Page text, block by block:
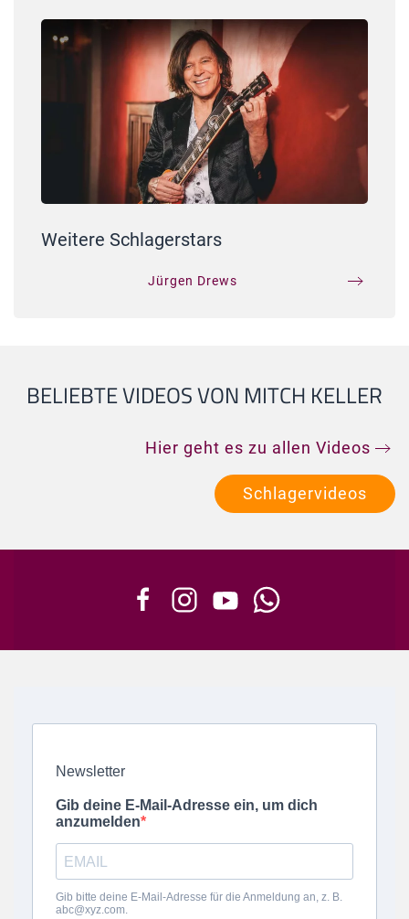
Weitere Schlagerstars
Jürgen Drews
BELIEBTE VIDEOS VON MITCH KELLER
Hier geht es zu allen Videos
Schlagervideos